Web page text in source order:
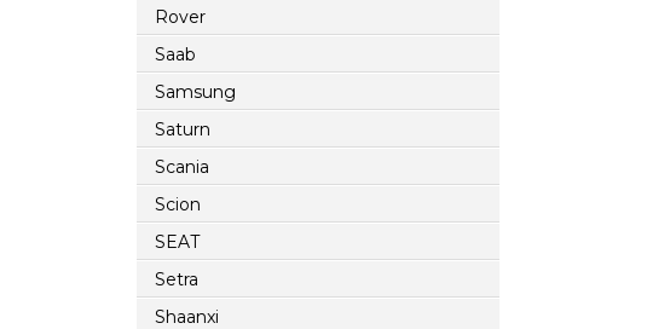
Rover
Saab
Samsung
Saturn
Scania
Scion
SEAT
Setra
Shaanxi